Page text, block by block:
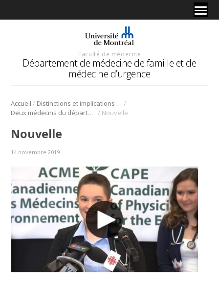
Faculté de médecine
Département de médecine de famille et de
médecine d’urgence
Accueil / Distinctions et implications de nos membres et résidents /
Deux médecins du département, Dre Pétrin-Dérosiers et Dr Notebaert, s’impliquent dans la lutte contre les changements climatiques
/ Nouvelle
Nouvelle
14 novembre 2019